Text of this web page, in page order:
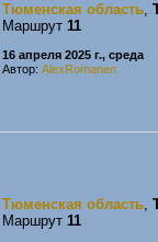
Тюменская область,
Маршрут 11
16 апреля 2025 г., среда
Автор: AlexRomanen
Тюменская область,
Маршрут 11